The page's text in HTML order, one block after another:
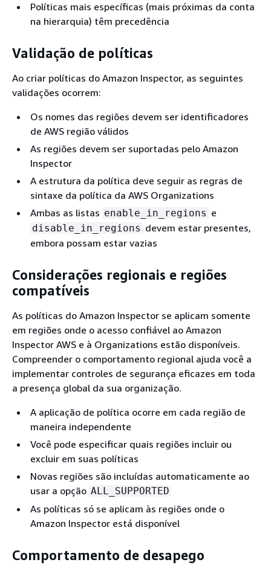
Políticas mais específicas (mais próximas da conta
na hierarquia) têm precedência
Validação de políticas
Ao criar políticas do Amazon Inspector, as seguintes
validações ocorrem:
Os nomes das regiões devem ser identificadores
de AWS região válidos
As regiões devem ser suportadas pelo Amazon
Inspector
A estrutura da política deve seguir as regras de
sintaxe da política da AWS Organizations
Ambas as listas enable_in_regions e
disable_in_regions devem estar presentes,
embora possam estar vazias
Considerações regionais e regiões
compatíveis
As políticas do Amazon Inspector se aplicam somente
em regiões onde o acesso confiável ao Amazon
Inspector AWS e à Organizations estão disponíveis.
Compreender o comportamento regional ajuda você a
implementar controles de segurança eficazes em toda
a presença global da sua organização.
A aplicação de política ocorre em cada região de
maneira independente
Você pode especificar quais regiões incluir ou
excluir em suas políticas
Novas regiões são incluídas automaticamente ao
usar a opção ALL_SUPPORTED
As políticas só se aplicam às regiões onde o
Amazon Inspector está disponível
Comportamento de desapego